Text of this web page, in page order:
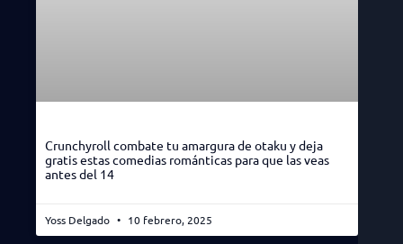
Crunchyroll combate tu amargura de otaku y deja
gratis estas comedias románticas para que las veas
antes del 14
Yoss Delgado 10 febrero, 2025